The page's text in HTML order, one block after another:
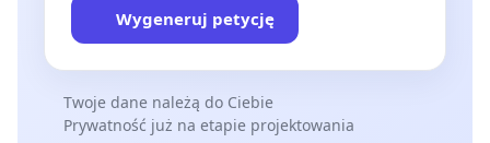
Wygeneruj petycję
Twoje dane należą do Ciebie
Prywatność już na etapie projektowania